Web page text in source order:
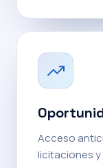
Acceso
licitaciones